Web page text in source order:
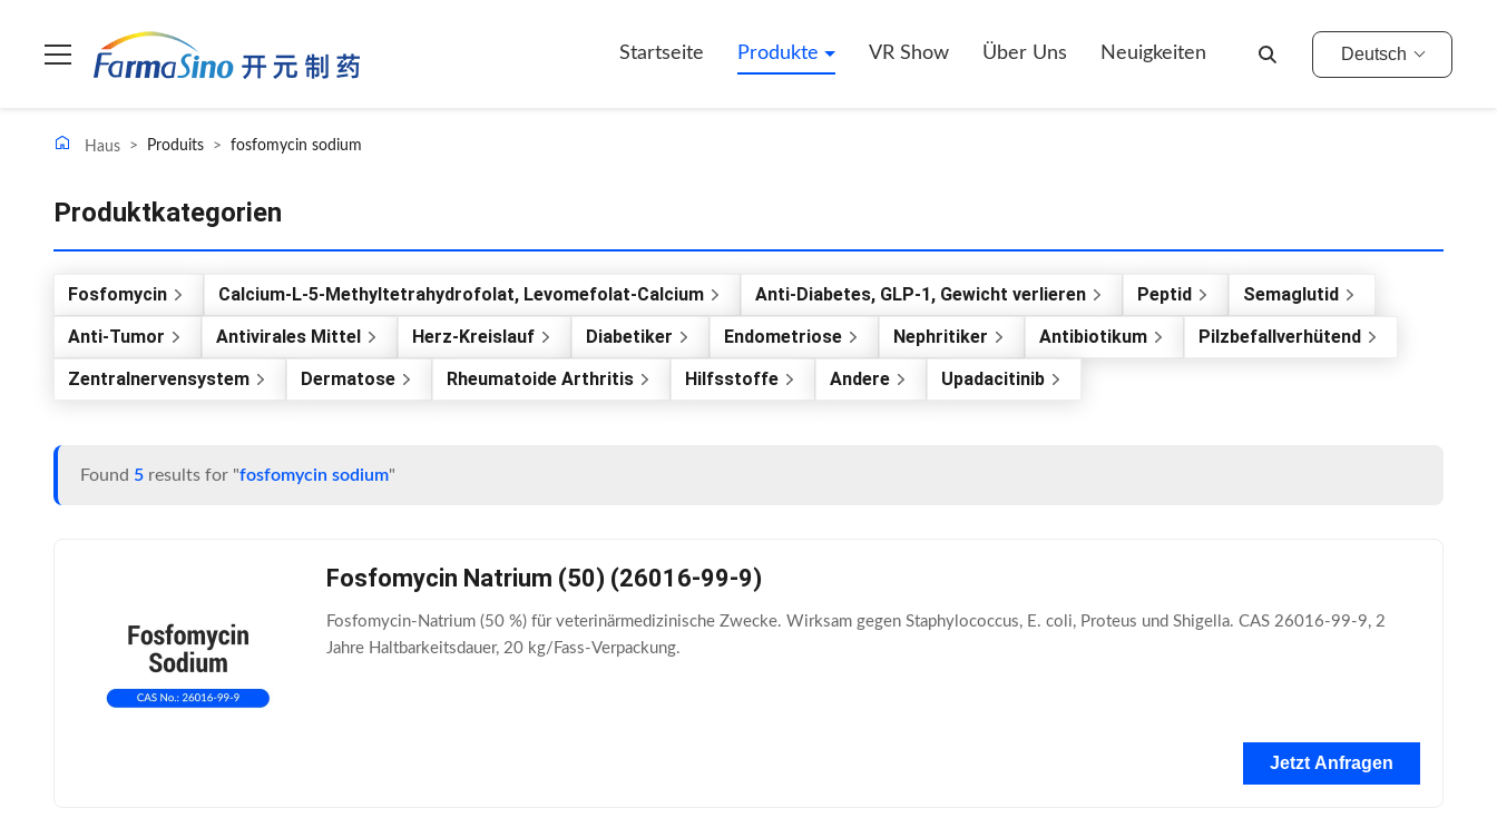
Startseite Produkte VR Show Über Uns Neuigkeiten Deutsch
Haus > Produits > fosfomycin sodium
Produktkategorien
Fosfomycin Calcium-L-5-Methyltetrahydrofolat, Levomefolat-Calcium Anti-Diabetes, GLP-1, Gewicht verlieren Peptid
Semaglutid
Anti-Tumor
Antivirales Mittel Herz-Kreislauf Diabetiker Endometriose Nephritiker Antibiotikum
Pilzbefallverhütend
Zentralnervensystem
Dermatose Rheumatoide Arthritis Hilfsstoffe Andere Upadacitinib
Found 5 results for "fosfomycin sodium"
Fosfomycin Natrium (50) (26016-99-9)
Fosfomycin-Natrium (50 %) für veterinärmedizinische Zwecke. Wirksam gegen Staphylococcus, E. coli, Proteus und Shigella. CAS 26016-99-9, 2
Jahre Haltbarkeitsdauer, 20 kg/Fass-Verpackung.
Jetzt Anfragen